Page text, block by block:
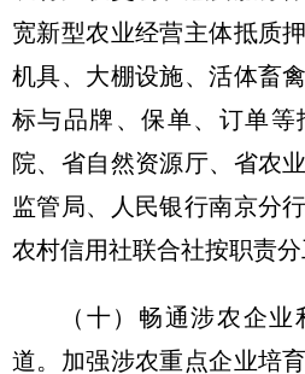
宽新型农业经营主体抵质
机具、大棚设施、活体畜
标与品牌、保单、订单等
院、省自然资源厅、省农
监管局、人民银行南京分
农村信用社联合社按职责分
（十）畅通涉农企
道。 加强涉农重点企业培